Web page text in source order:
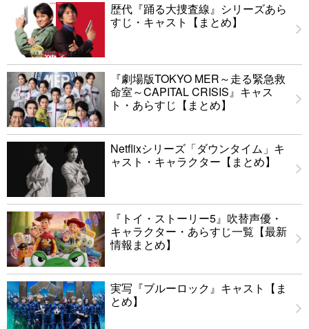
歴代『踊る大捜査線』シリーズあら
すじ・キャスト【まとめ】
『劇場版TOKYO MER～走る緊急救
命室～CAPITAL CRISIS』キャス
ト・あらすじ【まとめ】
Netflixシリーズ「ダウンタイム」キ
ャスト・キャラクター【まとめ】
『トイ・ストーリー5』吹替声優・
キャラクター・あらすじ一覧【最新
情報まとめ】
実写『ブルーロック』キャスト【ま
とめ】